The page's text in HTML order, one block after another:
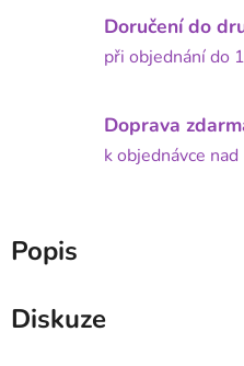
Doručení do
při objednání do
Doprava
k objednávce
Popis
Diskuze